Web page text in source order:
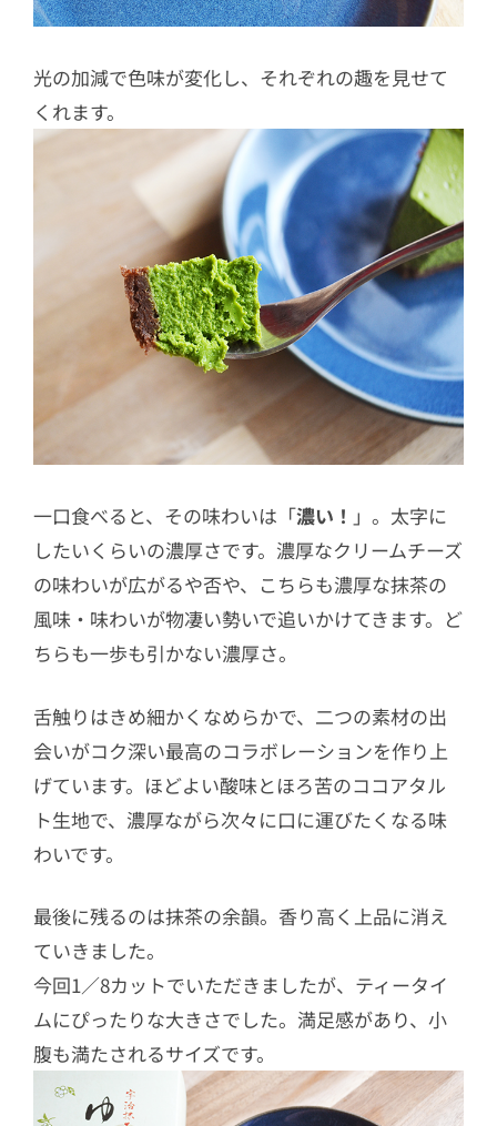
光の加減で色味が変化し、それぞれの趣を見せて
くれます。
一口食べると、その味わいは「濃い！ 」。太字に
したいくらいの濃厚さです。濃厚なクリームチーズ
の味わいが広がるや否や、こちらも濃厚な抹茶の
風味・味わいが物凄い勢いで追いかけてきます。ど
ちらも一歩も引かない濃厚さ。
舌触りはきめ細かくなめらかで、二つの素材の出
会いがコク深い最高のコラボレーションを作り上
げています。ほどよい酸味とほろ苦のココアタル
ト生地で、濃厚ながら次々に口に運びたくなる味
わいです。
最後に残るのは抹茶の余韻。香り高く上品に消え
ていきました。
今回1／8カットでいただきましたが、ティータイ
ムにぴったりな大きさでした。満足感があり、小
腹も満たされるサイズです。